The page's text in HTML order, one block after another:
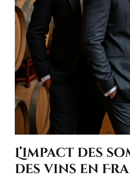
L’impact des
des vins en